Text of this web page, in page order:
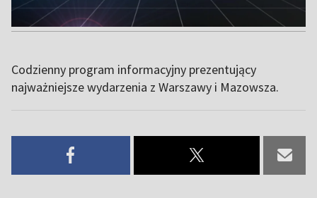
Codzienny program informacyjny prezentujący
najważniejsze wydarzenia z Warszawy i Mazowsza.